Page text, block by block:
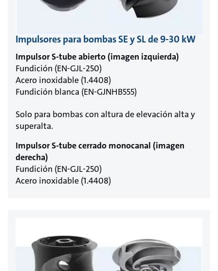
Impulsores para bombas SE y SL de 9-30 kW
Impulsor S-tube abierto (imagen izquierda)
Fundición (EN-GJL-250)
Acero inoxidable (1.4408)
Fundición blanca (EN-GJNHB555)
Solo para bombas con altura de elevación alta y
superalta.
Impulsor S-tube cerrado monocanal (imagen
derecha)
Fundición (EN-GJL-250)
Acero inoxidable (1.4408)